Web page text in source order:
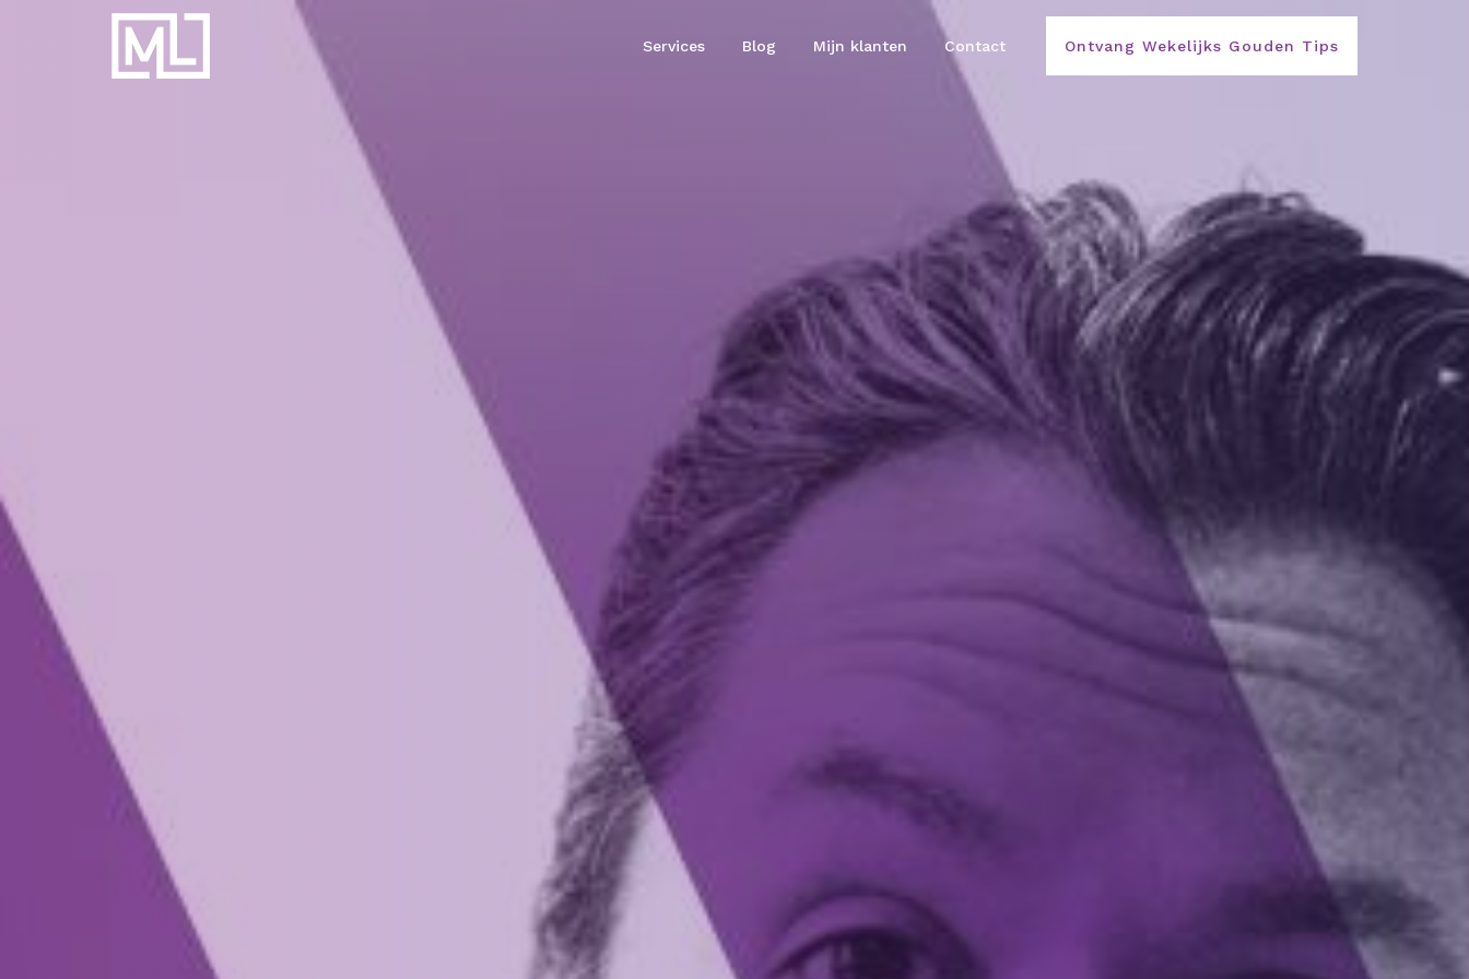
Businesscoach
voor
Services Blog Mijn klanten Contact Ontvang Wekelijks Gouden Tips